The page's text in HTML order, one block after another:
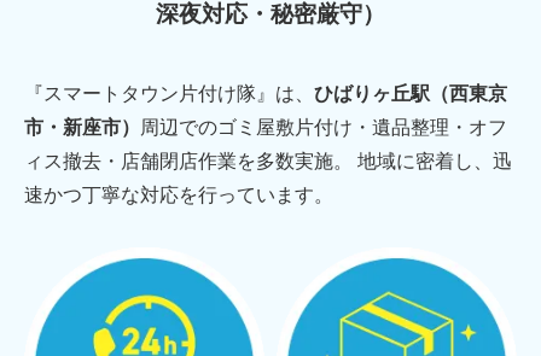
深夜対応・秘密厳守）
『スマートタウン片付け隊』は、 ひばりヶ丘駅（西東京
市・新座市）
周辺でのゴミ屋敷片付け・遺品整理・オフ
ィス撤去・店舗閉店作業を多数実施。 地域に密着し、迅
速かつ丁寧な対応を行っています。